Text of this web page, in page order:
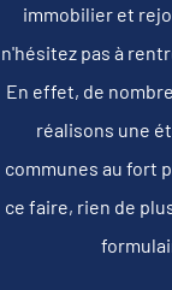
immobilier et
n'hésitez pas à
En effet, de
réalisons une
communes au fort
ce faire, rien de